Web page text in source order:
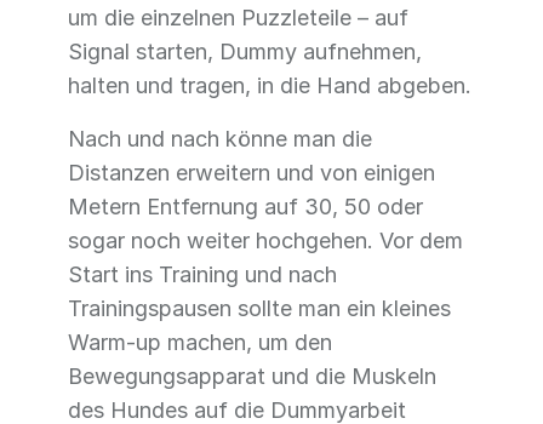
um die einzelnen Puzzleteile – auf
Signal starten, Dummy aufnehmen,
halten und tragen, in die Hand abgeben.
Nach und nach könne man die
Distanzen erweitern und von einigen
Metern Entfernung auf 30, 50 oder
sogar noch weiter hochgehen. Vor dem
Start ins Training und nach
Trainingspausen sollte man ein kleines
Warm-up machen, um den
Bewegungsapparat und die Muskeln
des Hundes auf die Dummyarbeit